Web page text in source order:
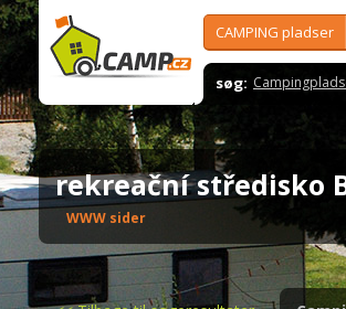
CAMPING pladser
søg:
rekreační středisko
WWW sider